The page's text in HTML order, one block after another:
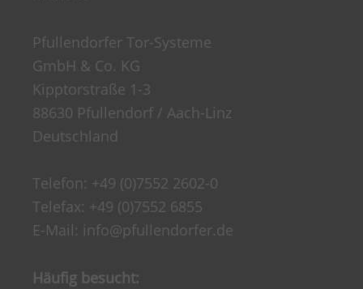
Pfullendorfer Tor-Systeme
GmbH & Co. KG
Kipptorstraße 1-3
88630 Pfullendorf / Aach-Linz
Deutschland
Telefon: +49 (0)7552 2602-0
Telefax: +49 (0)7552 6855
E-Mail: info@pfullendorfer.de
Häufig besucht: